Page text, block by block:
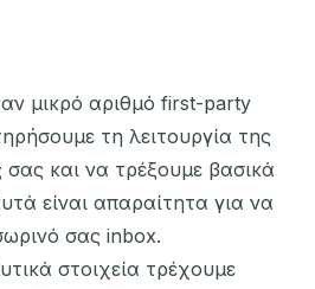
μικρό αριθμό first-party
τη λειτουργία της
σας και να τρέξουμε βασικά
είναι απαραίτητα για να
σας inbox.
στοιχεία τρέχουμε